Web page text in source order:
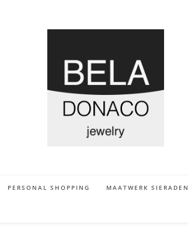
PERSONAL SHOPPING MAATWERK SIERADEN